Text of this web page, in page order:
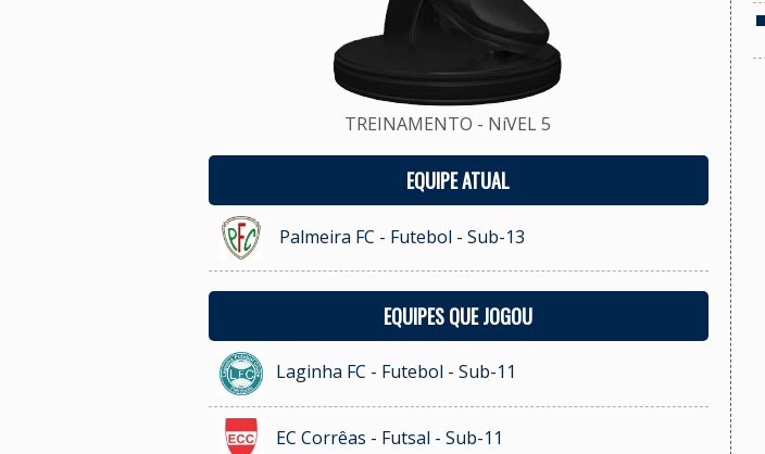
TREINAMENTO - NíVEL 5
EQUIPE ATUAL
Palmeira FC - Futebol - Sub-13
EQUIPES QUE JOGOU
Laginha FC - Futebol - Sub-11
EC Corrêas - Futsal - Sub-11